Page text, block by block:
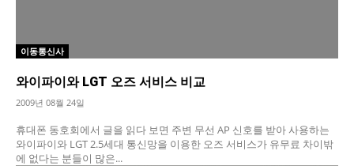
이동통신사
와이파이와 LGT 오즈 서비스 비교
2009년 08월 24일
휴대폰 동호회에서 글을 읽다 보면 주변 무선 AP 신호를 받아 사용하는
와이파이와 LGT 2.5세대 통신망을 이용한 오즈 서비스가 유무료 차이밖
에 없다는 분들이 많은...